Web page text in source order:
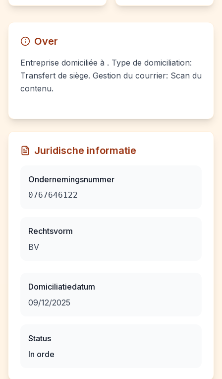
Over
Entreprise domiciliée à . Type de domiciliation:
Transfert de siège. Gestion du courrier: Scan du
contenu.
Juridische informatie
Ondernemingsnummer
0767646122
Rechtsvorm
BV
Domiciliatiedatum
09/12/2025
Status
In orde